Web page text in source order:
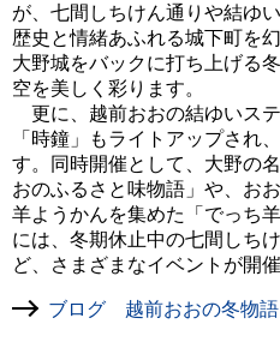
が、七間しちけん通りや結ゆ
歴史と情緒あふれる城下町を
大野城をバックに打ち上げる
空を美しく彩ります。
更に、越前おおの結ゆいス
「時鐘」もライトアップされ
す。同時開催として、大野の
おのふるさと味物語」や、お
羊ようかんを集めた「でっち
には、冬期休止中の七間しち
ど、さまざまなイベントが開催
ブログ 越前おおの冬物語